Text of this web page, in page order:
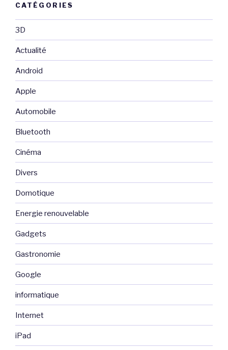
CATÉGORIES
3D
Actualité
Android
Apple
Automobile
Bluetooth
Cinéma
Divers
Domotique
Energie renouvelable
Gadgets
Gastronomie
Google
informatique
Internet
iPad